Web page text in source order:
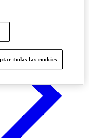
todas las cookies